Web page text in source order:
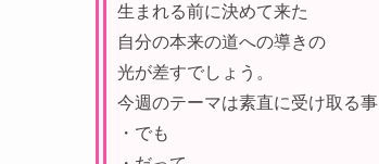
生まれる前に決めて来た
自分の本来の道への導きの
光が差すでしょう。
今週のテーマは素直に受け取る事
・でも